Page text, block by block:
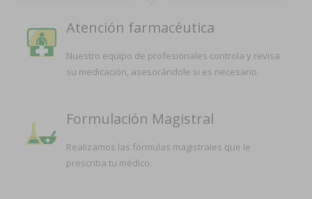
Atención farmacéutica
Nuestro equipo de profesionales controla y revisa
su medicación, asesorándole si es necesario.
Formulación Magistral
Realizamos las fórmulas magistrales que le
prescriba tu médico.